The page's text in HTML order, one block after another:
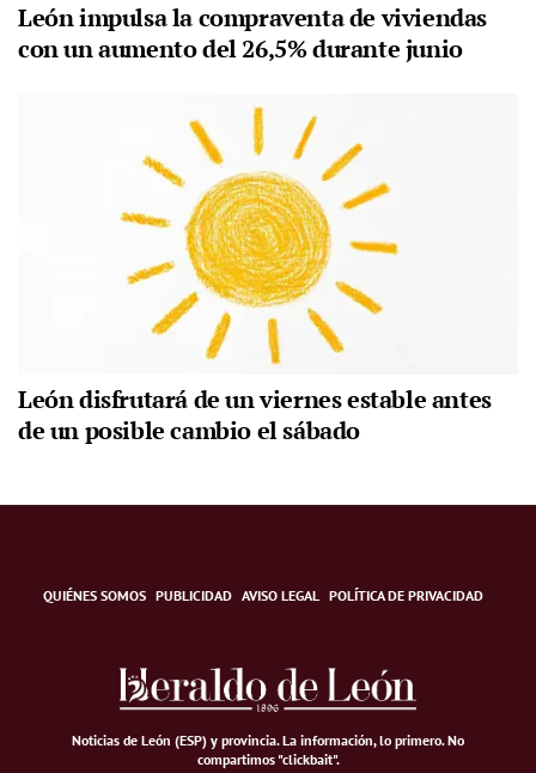
León impulsa la compraventa de viviendas
con un aumento del 26,5% durante junio
León disfrutará de un viernes estable antes
de un posible cambio el sábado
QUIÉNES SOMOS PUBLICIDAD AVISO LEGAL POLÍTICA DE PRIVACIDAD
Noticias de León (ESP) y provincia. La información, lo primero.No
compartimos "clickbait".